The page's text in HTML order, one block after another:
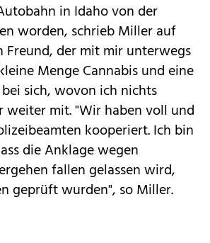
in Idaho von der
worden, schrieb Miller auf
Freund, der mit mir unterwegs
Menge Cannabis und eine
sich, wovon ich nichts
weiter mit. "Wir haben voll und
kooperiert. Ich bin
die Anklage wegen
fallen gelassen wird,
geprüft wurden", so Miller.